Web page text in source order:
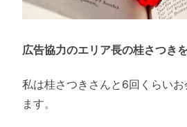
広告協力のエリア長の桂さつき
私は桂さつきさんと6回くらいお
ます。